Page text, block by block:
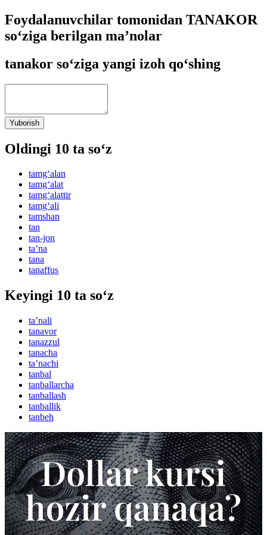
Foydalanuvchilar tomonidan TANAKOR
so‘ziga berilgan ma’nolar
tanakor so‘ziga yangi izoh qo‘shing
Yuborish
Oldingi 10 ta so‘z
tamg‘alan
tamg‘alat
tamg‘alattir
tamg‘ali
tamshan
tan
tan-jon
taʼna
tana
tanaffus
Keyingi 10 ta so‘z
taʼnali
tanavor
tanazzul
tanacha
taʼnachi
tanbal
tanballarcha
tanballash
tanballik
tanbeh